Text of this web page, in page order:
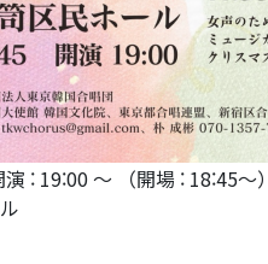
: 19:00 ～ （開場 : 18:45～）